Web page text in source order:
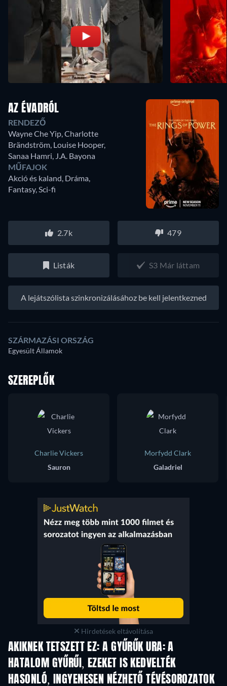
AZ ÉVADRÓL
RENDEZŐ
Wayne Che Yip Charlotte
Brändström Louise Hooper,
Sanaa Hamri J.A. Bayona
MŰFAJOK
Akció és kaland, Dráma,
Fantasy, Sci-fi
2.7k 479
Listák S3 Már láttam
A lejátszólista szinkronizálásához be kell jelentkezned
SZÁRMAZÁSI ORSZÁG
Egyesült Államok
SZEREPLŐK
Charlie Vickers
Sauron
Morfydd Clark
Galadriel
Hirdetések eltávolítása
AKIKNEK TETSZETT EZ: A GYŰRŰK URA: A
HATALOM GYŰRŰI, EZEKET IS KEDVELTÉK
TV TV
HASONLÓ, INGYENESEN NÉZHETŐ TÉVÉSOROZATOK
TV TV